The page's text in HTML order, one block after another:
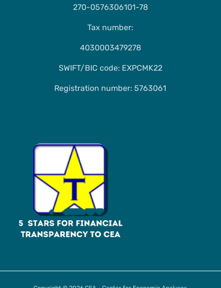
270-0576306101-78
Tax number:
4030003479278
SWIFT/BIC code: EXPCMK22
Registration number: 5763061